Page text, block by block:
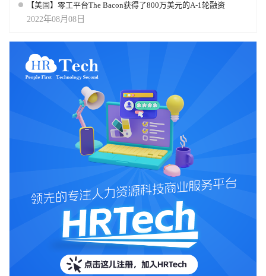
【美国】零工平台The Bacon获得了800万美元的A-1轮融资
2022年08月08日